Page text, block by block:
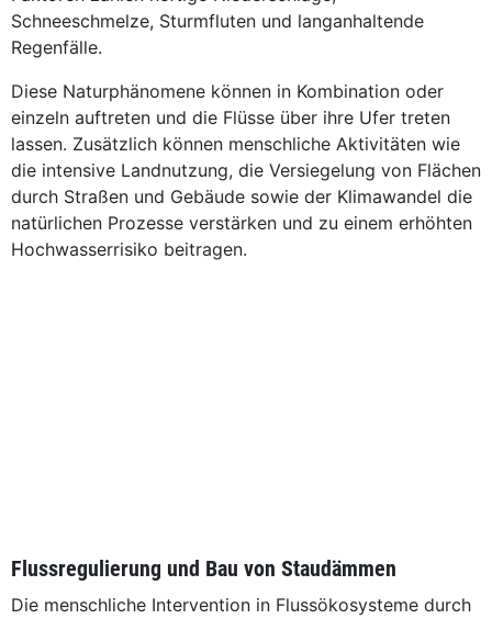
Schneeschmelze, Sturmfluten und langanhaltende
Regenfälle.
Diese Naturphänomene können in Kombination oder
einzeln auftreten und die Flüsse über ihre Ufer treten
lassen. Zusätzlich können menschliche Aktivitäten wie
die intensive Landnutzung, die Versiegelung von Flächen
durch Straßen und Gebäude sowie der Klimawandel die
natürlichen Prozesse verstärken und zu einem erhöhten
Hochwasserrisiko beitragen.
Flussregulierung und Bau von Staudämmen
Die menschliche Intervention in Flussökosysteme durch